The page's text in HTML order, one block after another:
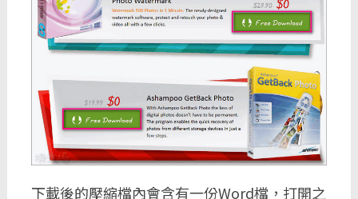
下載後的壓縮檔內會含有一份Word檔，打開之